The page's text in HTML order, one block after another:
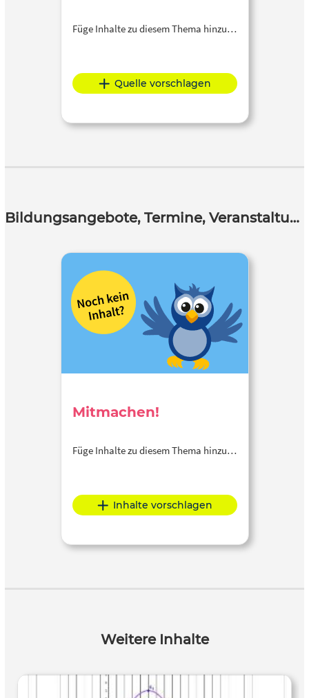
Füge Inhalte zu diesem Thema hinzu…
Quelle vorschlagen
Bildungsangebote, Termine, Veranstaltungen
Mitmachen!
Füge Inhalte zu diesem Thema hinzu…
Inhalte vorschlagen
Weitere Inhalte